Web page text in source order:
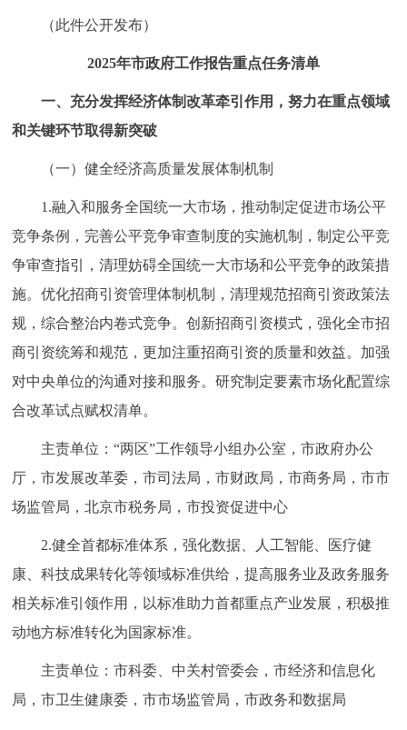
（此件公开发布）
2025年市政府工作报告重点任务清单
一、充分发挥经济体制改革牵引作用，努力在重点领域
和关键环节取得新突破
（一）健全经济高质量发展体制机制
1.融入和服务全国统一大市场，推动制定促进市场公平
竞争条例，完善公平竞争审查制度的实施机制，制定公平竞
争审查指引，清理妨碍全国统一大市场和公平竞争的政策措
施。优化招商引资管理体制机制，清理规范招商引资政策法
规，综合整治内卷式竞争。创新招商引资模式，强化全市招
商引资统筹和规范，更加注重招商引资的质量和效益。加强
对中央单位的沟通对接和服务。研究制定要素市场化配置综
合改革试点赋权清单。
主责单位：“两区”工作领导小组办公室，市政府办公
厅，市发展改革委，市司法局，市财政局，市商务局，市市
场监管局，北京市税务局，市投资促进中心
2.健全首都标准体系，强化数据、人工智能、医疗健
康、科技成果转化等领域标准供给，提高服务业及政务服务
相关标准引领作用，以标准助力首都重点产业发展，积极推
动地方标准转化为国家标准。
主责单位：市科委、中关村管委会，市经济和信息化
局，市卫生健康委，市市场监管局，市政务和数据局